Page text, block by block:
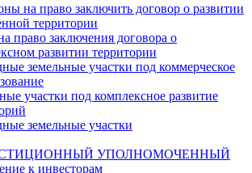
на право заключить договор о развитии
территории
право заключения договора о
развитии территории
земельные участки под коммерческое
участки под комплексное развитие
земельные участки
УПОЛНОМОЧЕННЫЙ
к инвесторам